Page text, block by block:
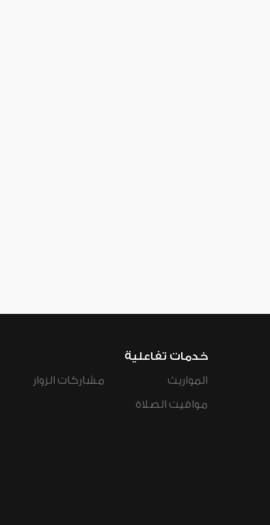
خدمات تفاعلية
المواريث
مواقيت الصلاة
مشاركات الزوار